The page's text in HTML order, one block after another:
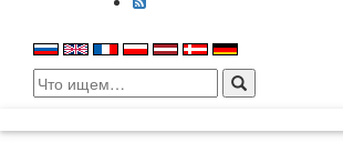
Search
for: